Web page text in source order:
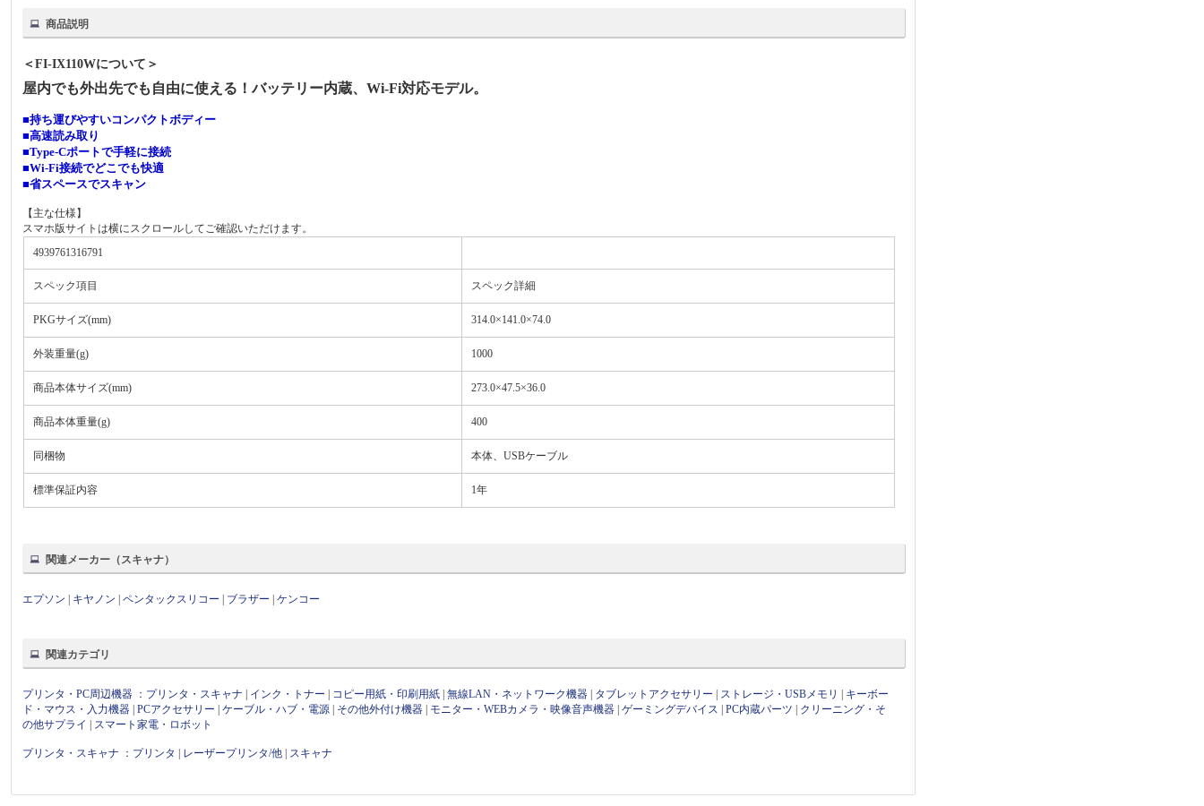
商品説明
＜FI-IX110Wについて＞
屋内でも外出先でも自由に使える！バッテリー内蔵、Wi-Fi対応モデル。
■持ち運びやすいコンパクトボディー
■高速読み取り
■Type-Cポートで手軽に接続
■Wi-Fi接続でどこでも快適
■省スペースでスキャン
【主な仕様】
スマホ版サイトは横にスクロールしてご確認いただけます。
4939761316791
スペック項目 スペック詳細
PKGサイズ(mm) 314.0×141.0×74.0
外装重量(g) 1000
商品本体サイズ(mm) 273.0×47.5×36.0
商品本体重量(g) 400
同梱物 本体、USBケーブル
標準保証内容 1年
関連メーカー（スキャナ）
エプソン キヤノン |ペンタックスリコー ブラザー |ケンコー
関連カテゴリ
プリンタ・PC周辺機器 ： プリンタ・スキャナ インク・トナー コピー用紙・印刷用紙 |無線LAN・ネットワーク機器 タブレットアクセサリー ストレージ・USBメモリ
キーボー
ド・マウス・入力機器 |PCアクセサリー |ケーブル・ハブ・電源 その他外付け機器 モニター・WEBカメラ・映像音声機器 |ゲーミングデバイス |PC内蔵パーツ
クリーニング・そ
の他サプライ
スマート家電・ロボット
プリンタ・スキャナ ： プリンタ レーザープリンタ/他 スキャナ